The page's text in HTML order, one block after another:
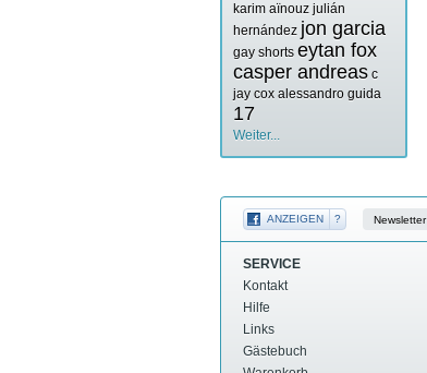
karim aïnouz julián
hernández jon garcia
gay shorts eytan fox
casper andreas c
jay cox alessandro guida
17
Weiter...
ANZEIGEN ? Newsletter
SERVICE
Kontakt
Hilfe
Links
Gästebuch